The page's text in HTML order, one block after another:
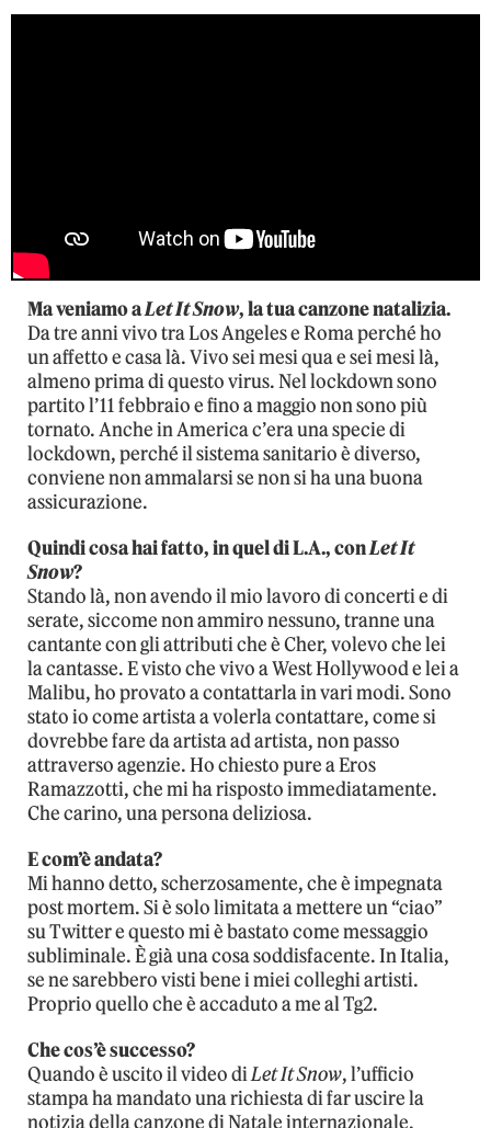
Ma veniamo aLet It Snow, la tua canzone natalizia.
Da tre anni vivo tra Los Angeles e Roma perché ho
un affetto e casa là. Vivo sei mesi qua e sei mesi là,
almeno prima di questo virus. Nel lockdown sono
partito l’11 febbraio e fino a maggio non sono più
tornato. Anche in America c’era una specie di
lockdown, perché il sistema sanitario è diverso,
conviene non ammalarsi se non si ha una buona
assicurazione.
Quindi cosa hai fatto, in quel di L.A., conLet It
Snow?
Stando là, non avendo il mio lavoro di concerti e di
serate, siccome non ammiro nessuno, tranne una
cantante con gli attributi che è Cher, volevo che lei
la cantasse. E visto che vivo a West Hollywood e lei a
Malibu, ho provato a contattarla in vari modi. Sono
stato io come artista a volerla contattare, come si
dovrebbe fare da artista ad artista, non passo
attraverso agenzie. Ho chiesto pure a Eros
Ramazzotti, che mi ha risposto immediatamente.
Che carino, una persona deliziosa.
E com’è andata?
Mi hanno detto, scherzosamente, che è impegnata
post mortem. Si è solo limitata a mettere un “ciao”
su Twitter e questo mi è bastato come messaggio
subliminale. È già una cosa soddisfacente. In Italia,
se ne sarebbero visti bene i miei colleghi artisti.
Proprio quello che è accaduto a me al Tg2.
Che cos’è successo?
Quando è uscito il video diLet It Snow, l’ufficio
stampa ha mandato una richiesta di far uscire la
notizia della canzone di Natale internazionale,